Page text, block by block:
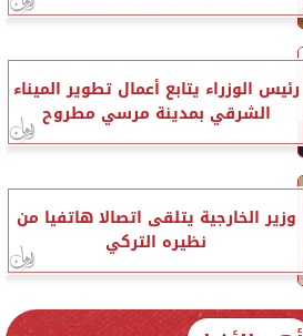
رئيس الوزراء يتابع أعمال تطوير الميناء
الشرقي بمدينة مرسي مطروح
وزير الخارجية يتلقى اتصالا هاتفيا من
نظيره التركي